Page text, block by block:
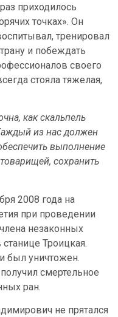
приходилось
точках». Он
тренировал
и побеждать
своего
стояла тяжелая,
как скальпель
из нас должен
выполнение
сохранить
2008 года на
при проведении
незаконных
Троицкая.
был уничтожен.
смертельное
ран.
не прятался